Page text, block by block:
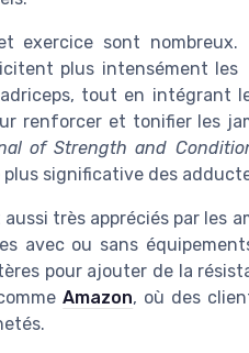
exercice sont nombreux.
plus intensément les
tout en intégrant
renforcer et tonifier les
of Strength and
significative des
aussi très appréciés par les
avec ou sans
pour ajouter de la
Amazon, où des